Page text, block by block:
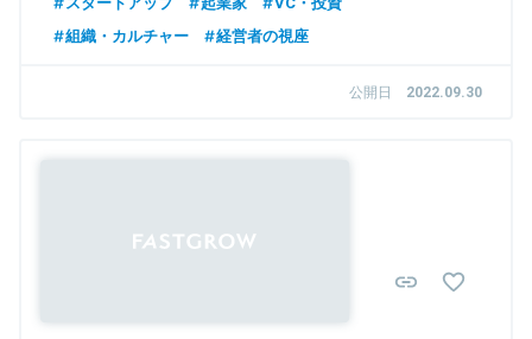
組織・カルチャー
経営者の視座
公開日 2022.09.30